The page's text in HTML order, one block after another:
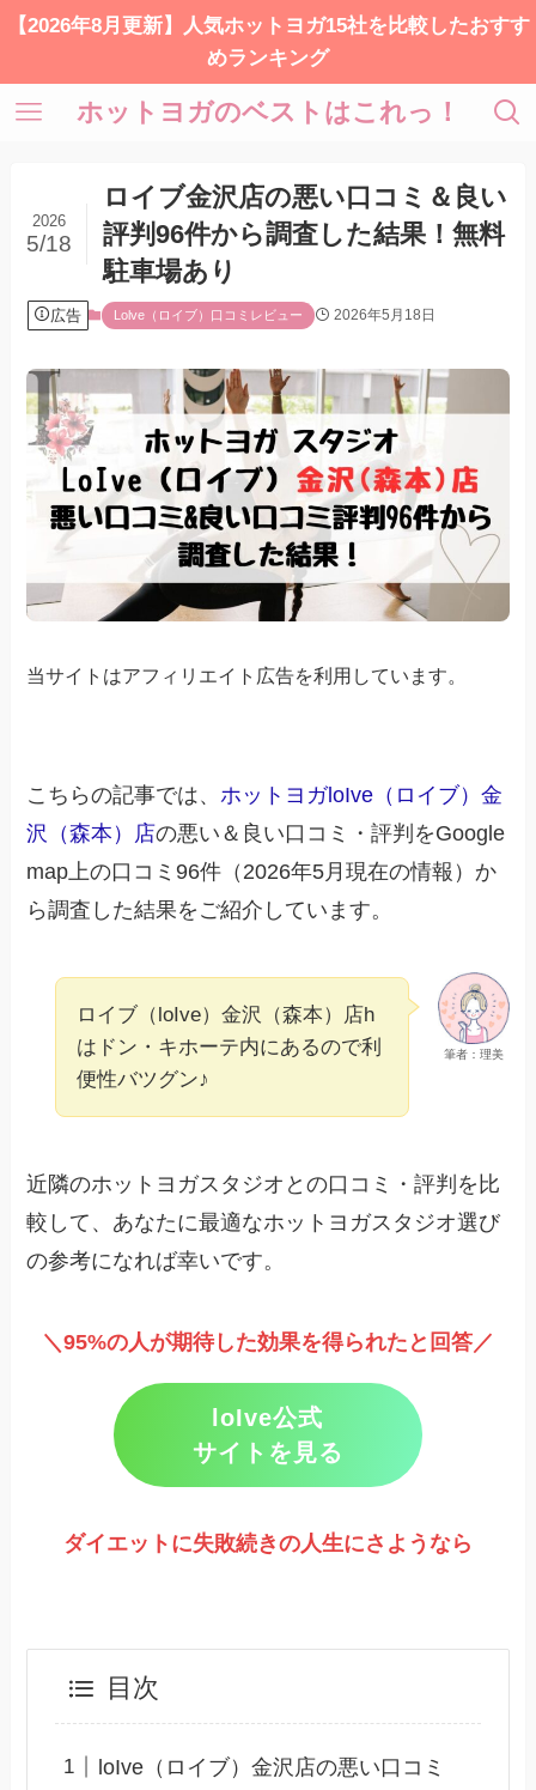
【2026年8月更新】人気ホットヨガ15社を比較したおすす
めランキング
ホットヨガのベストはこれっ！
ロイブ金沢店の悪い口コミ＆良い
評判96件から調査した結果！無料
駐車場あり
2026
5/18
広告 Lolve（ロイブ）口コミレビュー 2026年5月18日
当サイトはアフィリエイト広告を利用しています。
こちらの記事では、ホットヨガloIve（ロイブ）金
沢（森本）店の悪い＆良い口コミ・評判をGoogle
map上の口コミ96件（2026年5月現在の情報）か
ら調査した結果をご紹介しています。
筆者：理美
ロイブ（loIve）金沢（森本）店h
はドン・キホーテ内にあるので利
便性バツグン♪
近隣のホットヨガスタジオとの口コミ・評判を比
較して、あなたに最適なホットヨガスタジオ選び
の参考になれば幸いです。
＼95%の人が期待した効果を得られたと回答／
loIve公式
サイトを見る
ダイエットに失敗続きの人生にさようなら
目次
loIve（ロイブ）金沢店の悪い口コミ